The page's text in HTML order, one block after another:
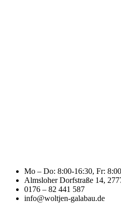
Mo – Do: 8:00-16:30, Fr:
Almsloher Dorfstraße 14,
0176 – 82 441 587
info@woltjen-galabau.de